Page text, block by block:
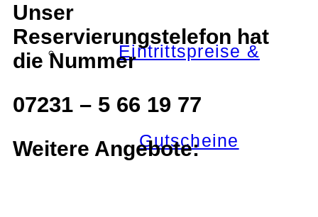
Eintrittspreise &
Gutscheine
Unser
Reservierungstelefon hat
die Nummer
07231 – 5 66 19 77
Weitere Angebote: